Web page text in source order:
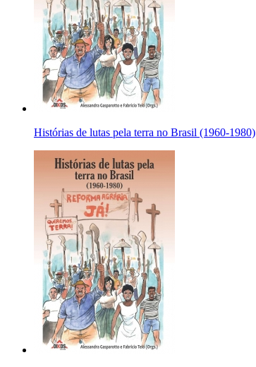
Histórias de lutas pela terra no Brasil (1960-1980)